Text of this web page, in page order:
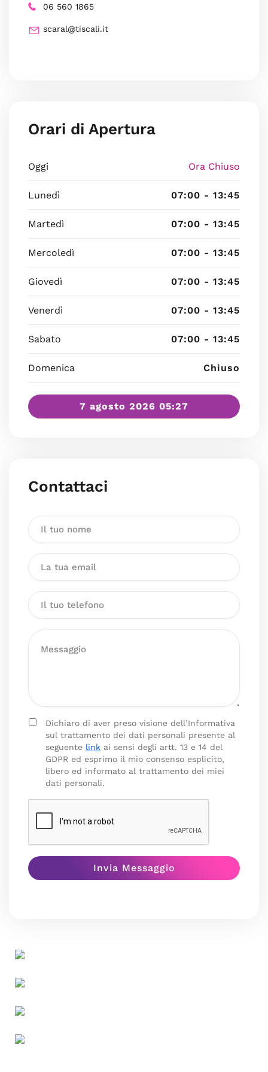
06 560 1865
scaral@tiscali.it
Orari di Apertura
Oggi Ora Chiuso
Lunedì 07:00 - 13:45
Martedì 07:00 - 13:45
Mercoledì 07:00 - 13:45
Giovedì 07:00 - 13:45
Venerdì 07:00 - 13:45
Sabato 07:00 - 13:45
Domenica Chiuso
7 agosto 2026 05:27
Contattaci
Dichiaro di aver preso visione dell’Informativa
sul trattamento dei dati personali presente al
seguente link ai sensi degli artt. 13 e 14 del
GDPR ed esprimo il mio consenso esplicito,
libero ed informato al trattamento dei miei
dati personali.